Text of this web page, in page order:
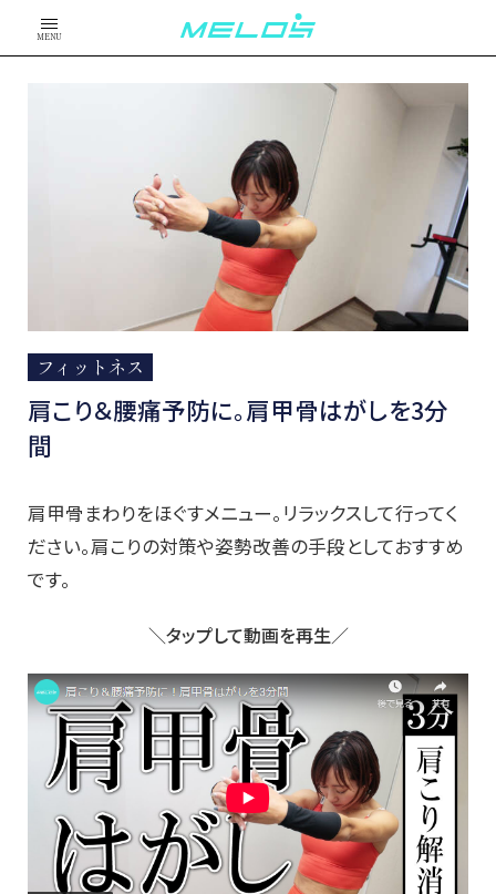
MENU
フィットネス
肩こり＆腰痛予防に。肩甲骨はがしを3分
間
肩甲骨まわりをほぐすメニュー。リラックスして行ってく
ださい。肩こりの対策や姿勢改善の手段としておすすめ
です。
＼タップして動画を再生／